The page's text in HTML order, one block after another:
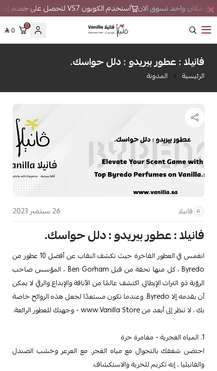
في مكان واحد تسوق الان استخدم الكوبون VS7 لتحصل على خصم إضافي
فانيلا
0
0
فانيلا : عطور بيريدو : دلل حواسك.
الرئيسية المدونة
فانيلا 26 سبتمبر 2023
فانيلا : عطور بيريدو : دلل حواسك.
انغمس في العطور الفاخرة حيث نكشف النقاب عن أفضل 10 عطور من
Byredo ، كل منها تحفة من قبل Ben Gorham ، المؤسس صاحب
الرؤية ذو التراث الإيطالي. اكتشف عالمًا من الأناقة والإبداع والرقي لا يمكن
أن يقدمه إلا Byredo. وعندما تكون مستعدًا لجعل هذه الروائح خاصة
بك ، لا تنظر إلى أبعد من www.Vanilla Store - وجهتك للعطور الرائعة.
1. المياه الغجرية - مغامرة حرة
احتضن شغفك بالتجوال مع مياه الغجر. مع العرعر وخشب الصندل
والفانيليا ، إنه تكريم للحرية والاستكشاف.